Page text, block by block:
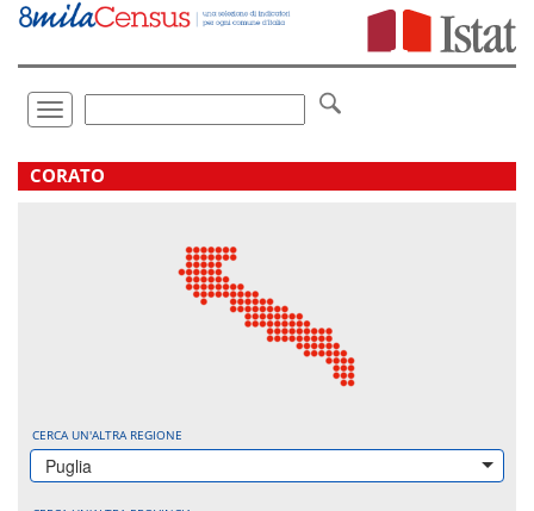
Vai
direttamente
Toggle
navigation
.
CORATO
CERCA UN'ALTRA REGIONE
Puglia